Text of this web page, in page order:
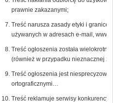
prawnie zakazanymi;
Treść narusza zasady etyki i granice
używanych w adresach e-mail, www
Treść ogłoszenia została
(również w przypadku nieznacznej
Treść ogłoszenia jest
ortograficznymi…
Treść reklamuje serwisy